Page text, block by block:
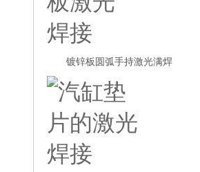
镀锌板圆弧手持激光满焊